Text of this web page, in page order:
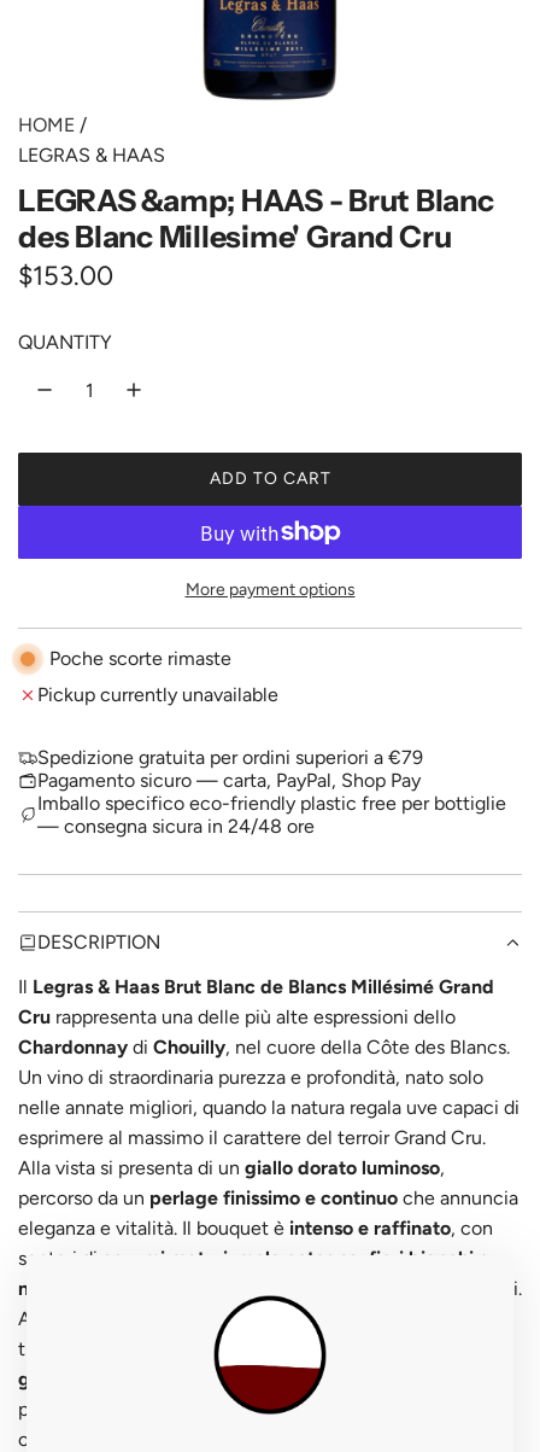
HOME /
LEGRAS & HAAS
LEGRAS &amp; HAAS - Brut Blanc
des Blanc Millesime' Grand Cru
R
g
i
c
$153.00
QUANTITY
ADD TO CART
L
A
I
N
.
More payment options
Poche scorte rimaste
Pickup currently unavailable
Spedizione gratuita per ordini superiori a €79
Pagamento sicuro — carta, PayPal, Shop Pay
Imballo specifico eco-friendly plastic free per bottiglie
— consegna sicura in 24/48 ore
DESCRIPTION
Il Legras & Haas Brut Blanc de Blancs Millésimé Grand
Cru rappresenta una delle più alte espressioni dello
Chardonnay di Chouilly, nel cuore della Côte des Blancs.
Un vino di straordinaria purezza e profondità, nato solo
nelle annate migliori, quando la natura regala uve capaci di
esprimere al massimo il carattere del terroir Grand Cru.
Alla vista si presenta di un giallo dorato luminoso,
percorso da un perlage finissimo e continuo che annuncia
eleganza e vitalità. Il bouquet è intenso e raffinato, con
sentori di agrumi maturi, mela cotogna, fiori bianchi e
note burrose e tostate
derivanti dall’affinamento sui lieviti.
Al palato colpisce per la sua
texture cremosa
tra freschezza e complessità e la
profonda mineralità
gessosa
, tipica del terroir di provenienza. Il finale è lungo,
pulito e persistente, con richiami agrumati e mandorlati
che invitano a un nuovo sorso.